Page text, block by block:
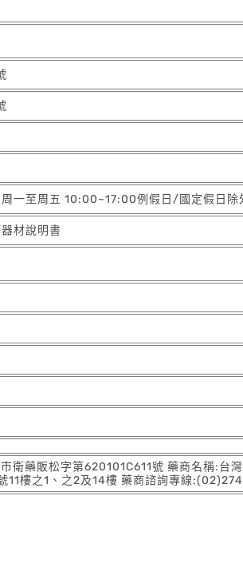
一至周五 10:00~17:00例假日/國定假日除
材說明書
藥販松字第620101C611號 藥商名稱:台
11樓之1、之2及14樓 藥商諮詢專線